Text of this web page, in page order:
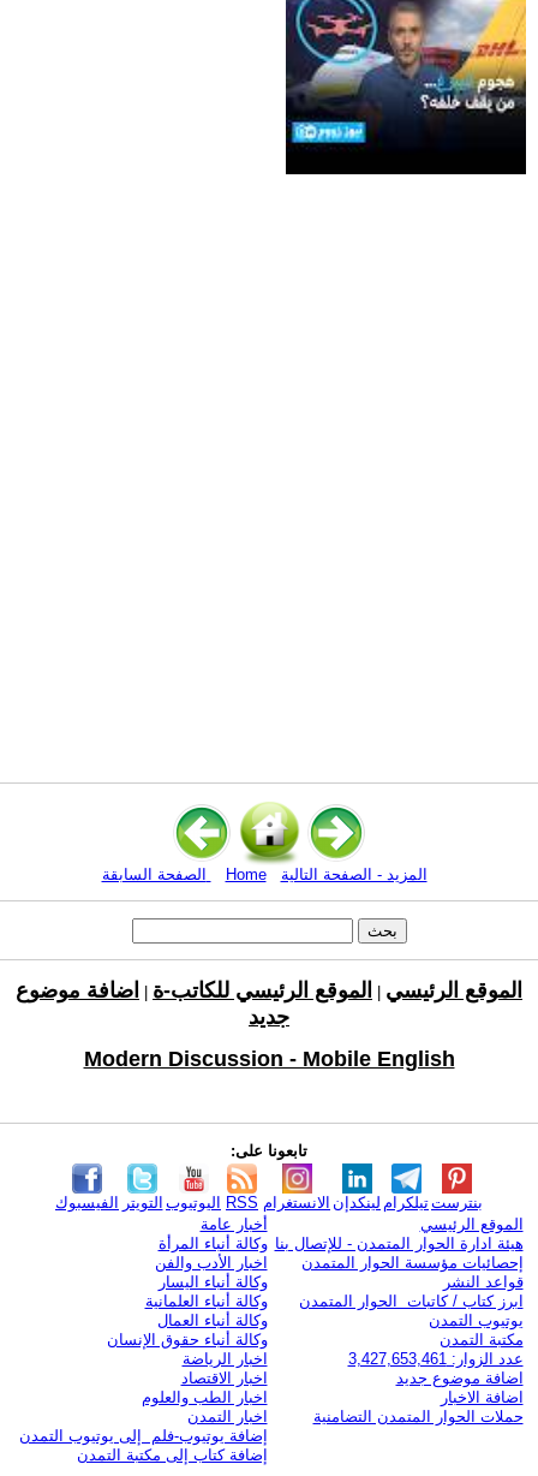
Home المزيد - الصفحة التالية
الموقع الرئيسي الموقع الرئيسي للكاتب-ة
اضافة موضوع
جديد
Modern Discussion - Mobile English
تابعونا على:
الفيسبوك التويتر اليوتيوب RSS الانستغرام لينكدإن تيلكرامبنترست
الموقع الرئيسي
هيئة ادارة الحوار المتمدن - للإتصال بنا
إحصائيات مؤسسة الحوار المتمدن
قواعد النشر
ابرز كتاب / كاتبات الحوار المتمدن
يوتيوب التمدن
مكتبة التمدن
عدد الزوار: 3,427,653,461
اضافة موضوع جديد
اضافة الاخبار
حملات الحوار المتمدن التضامنية
أخبار عامة
وكالة أنباء المرأة
اخبار الأدب والفن
وكالة أنباء اليسار
وكالة أنباء العلمانية
وكالة أنباء العمال
وكالة أنباء حقوق الإنسان
اخبار الرياضة
اخبار الاقتصاد
اخبار الطب والعلوم
اخبار التمدن
إضافة يوتيوب-فلم إلى يوتيوب التمدن
إضافة كتاب إلى مكتبة التمدن